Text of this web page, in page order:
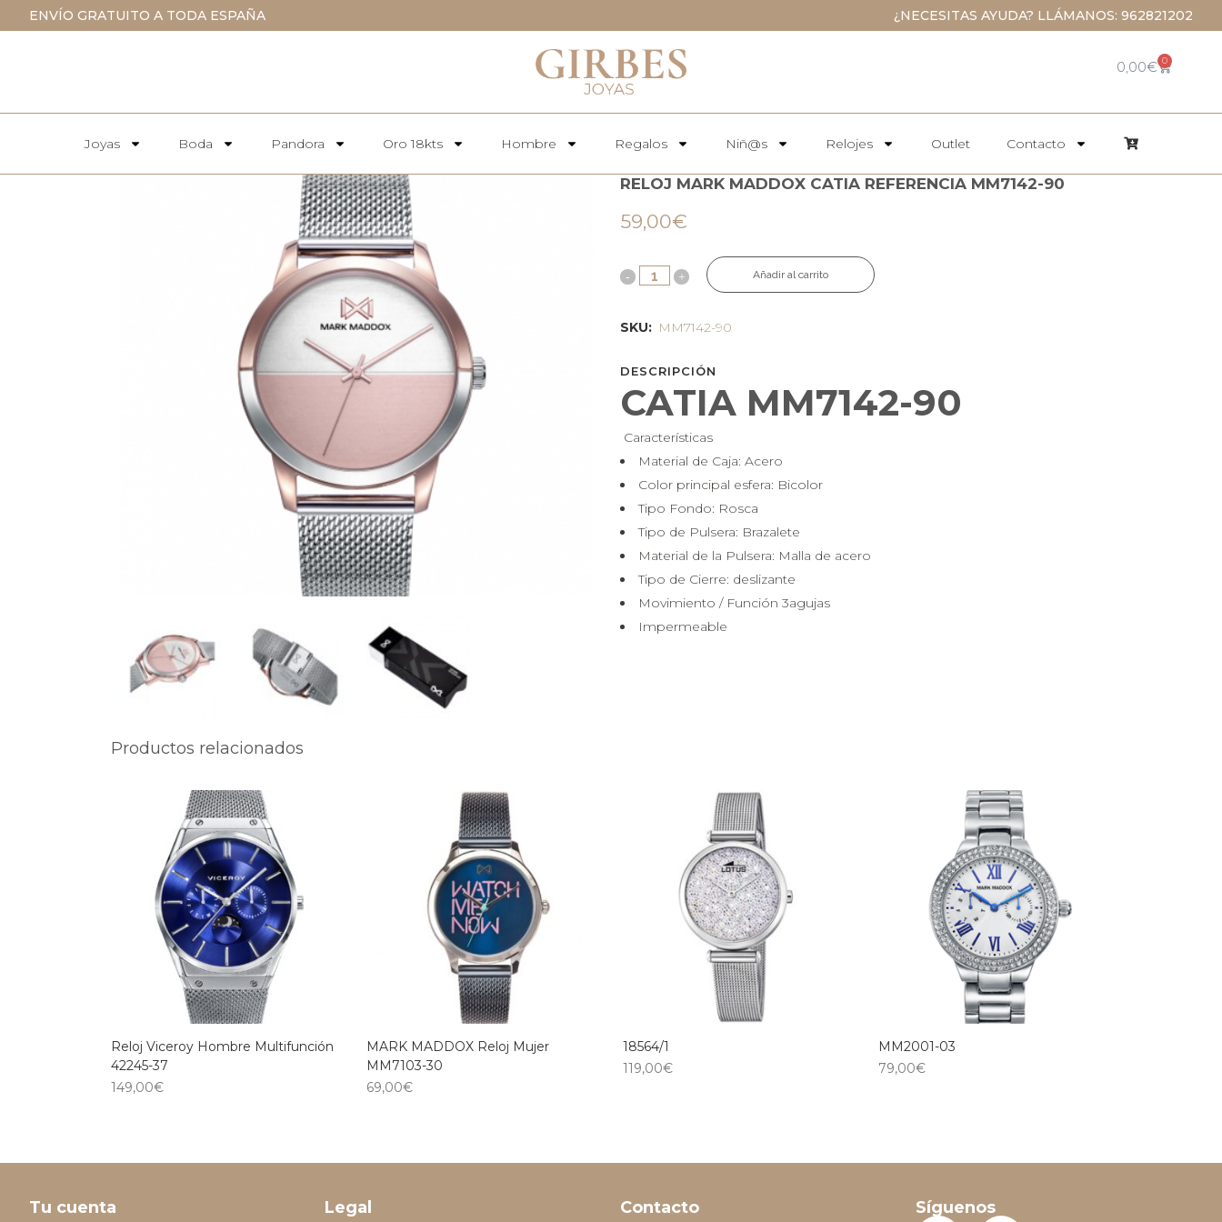
ENVÍO GRATUITO A TODA ESPAÑA ¿NECESITAS AYUDA? LLÁMANOS: 962821202
0,00€ 0
Joyas Boda Pandora Oro 18kts Hombre Regalos Niñ@s Relojes Outlet Contacto
RELOJ MARK MADDOX CATIA REFERENCIA MM7142-90
59,00€
Añadir al carrito
SKU: MM7142-90
DESCRIPCIÓN
CATIA MM7142-90
Características
Material de Caja: Acero
Color principal esfera: Bicolor
Tipo Fondo: Rosca
Tipo de Pulsera: Brazalete
Material de la Pulsera: Malla de acero
Tipo de Cierre: deslizante
Movimiento / Función 3agujas
Impermeable
Productos relacionados
Reloj Viceroy Hombre Multifunción
42245-37
149,00€
MARK MADDOX Reloj Mujer
MM7103-30
69,00€
18564/1
119,00€
MM2001-03
79,00€
Tu cuenta Legal Contacto Síguenos